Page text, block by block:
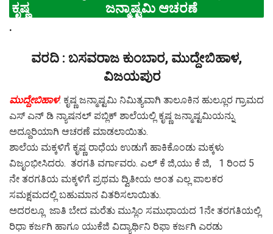
ಕೃಷ್ಣ ಜನ್ಮಾಷ್ಟಮಿ ಆಚರಣೆ
.
ವರದಿ : ಬಸವರಾಜ ಕುಂಬಾರ, ಮುದ್ದೇಬಿಹಾಳ,
ವಿಜಯಪುರ
ಮುದ್ದೇಬಿಹಾಳ: ಕೃಷ್ಣ ಜನ್ಮಾಷ್ಟಮಿ ನಿಮಿತ್ಯವಾಗಿ ತಾಲೂಕಿನ ಹುಲ್ಲೂರ ಗ್ರಾಮದ
ಎಸ್ ಎನ್ ಡಿ ನ್ಯಾಷನಲ್ ಪಬ್ಲಿಕ್ ಶಾಲೆಯಲ್ಲಿ ಕೃಷ್ಣ ಜನ್ಮಾಷ್ಟಮಿಯನ್ನು
ಅದ್ದೂರಿಯಾಗಿ ಆಚರಣೆ ಮಾಡಲಾಯಿತು.
ಶಾಲೆಯ ಮಕ್ಕಳಿಗೆ ಕೃಷ್ಣ ರಾಧೆಯ ಉಡುಗೆ ಹಾಕಿಕೊಂಡು ಮಕ್ಕಳು
ವಿಜೃಂಭೀಸಿದರು. ತರಗತಿ ವರ್ಗಾವರು. ಎಲ್ ಕೆ ಜಿ,ಯು ಕೆ ಜಿ, 1 ರಿಂದ 5
ನೇ ತರಗತಿಯ ಮಕ್ಕಳಿಗೆ ಪ್ರಥಮ ದ್ವಿತೀಯ ಅಂತ ಎಲ್ಲ ಪಾಲಕರ
ಸಮಕ್ಷಮದಲ್ಲಿ ಬಹುಮಾನ ವಿತರಿಸಲಾಯಿತು.
ಅದರಲ್ಲೂ ಜಾತಿ ಬೇದ ಮರೆತು ಮುಸ್ಲಿಂ ಸಮುಧಾಯದ 1ನೇ ತರಗತಿಯಲ್ಲಿ
ರಿಧಾ ಕರ್ಜಗಿ ಹಾಗೂ ಯುಕೆಜಿ ವಿದ್ಯಾರ್ಥಿನಿ ರಿಫಾ ಕರ್ಜಗಿ ಎರಡು